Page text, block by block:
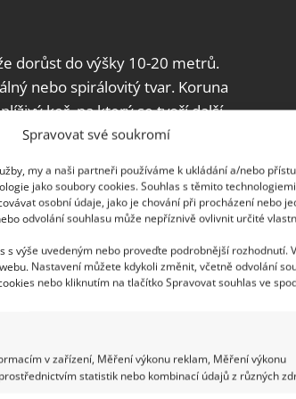
Spravovat své soukromí
my a naši partneři používáme k ukládání a/nebo
jako soubory cookies. Souhlas s těmito
osobní údaje, jako je chování při procházení nebo
odvolání souhlasu může nepříznivě ovlivnit určité
s výše uvedeným nebo proveďte podrobnější rozhodnutí.
Nastavení můžete kdykoli změnit, včetně odvolání
nebo kliknutím na tlačítko Spravovat souhlas ve
v zařízení, Měření výkonu reklam, Měření výkonu
statistik nebo kombinací údajů z různých
dorůst do výšky 10-20 metrů.
nebo spirálovitý tvar. Koruna
keř, na který se tvoří další
tvar. Svými četnými kořeny
mají světle zelený odstín.
žílu.
správné
vytvořit podmínky, díky kterým
přímo svítit sluníčko, bude
nebo východní stranu a vyšší